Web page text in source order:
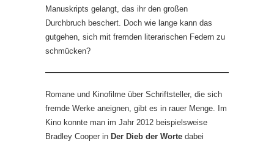
Manuskripts gelangt, das ihr den großen
Durchbruch beschert. Doch wie lange kann das
gutgehen, sich mit fremden literarischen Federn zu
schmücken?
Romane und Kinofilme über Schriftsteller, die sich
fremde Werke aneignen, gibt es in rauer Menge. Im
Kino konnte man im Jahr 2012 beispielsweise
Bradley Cooper in Der Dieb der Worte dabei